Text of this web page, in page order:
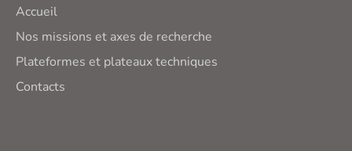
Accueil
Nos missions et axes de recherche
Plateformes et plateaux techniques
Contacts